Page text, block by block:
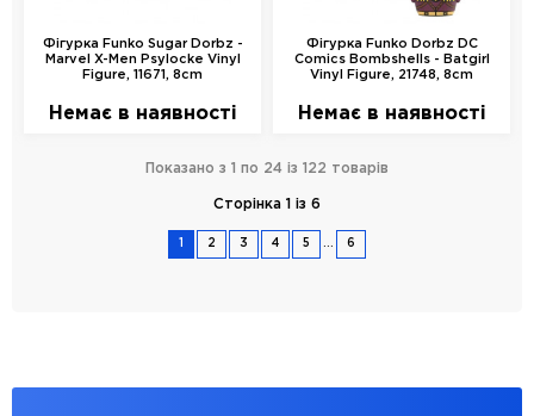
Фігурка Funko Sugar Dorbz -
Marvel X-Men Psylocke Vinyl
Figure, 11671, 8cm
Немає в наявності
Фігурка Funko Dorbz DC
Comics Bombshells - Batgirl
Vinyl Figure, 21748, 8cm
Немає в наявності
Показано з 1 по 24 із 122 товарів
Сторінка 1 із 6
2 3 4 5 6